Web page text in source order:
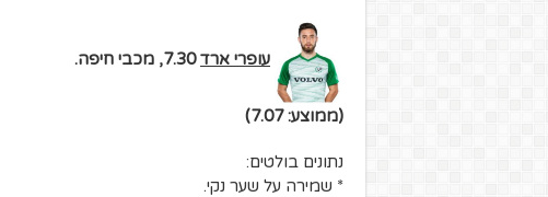
עופרי ארד7.30, מכבי חיפה.
(ממוצע: 7.07)
נתונים בולטים:
* שמירה על שער נקי.